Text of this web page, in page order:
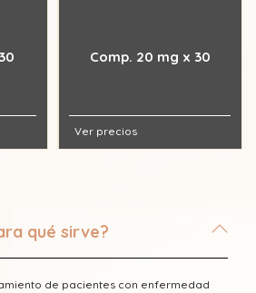
Comp. 20 mg x 30
Ver precios
qué sirve?
de pacientes con enfermedad